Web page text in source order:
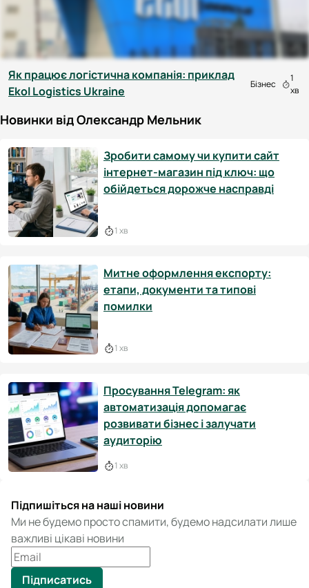
Як працює логістична компанія: приклад
Ekol Logistics Ukraine
Бізнес
1
хв
Новинки від Олександр Мельник
Зробити самому чи купити сайт
інтернет-магазин під ключ: що
обійдеться дорожче насправді
1 хв
Митне оформлення експорту:
етапи, документи та типові
помилки
1 хв
Просування Telegram: як
автоматизація допомагає
розвивати бізнес і залучати
аудиторію
1 хв
Підпишіться на наші новини
Ми не будемо просто спамити, будемо надсилати лише
важливі цікаві новини
Підписатись